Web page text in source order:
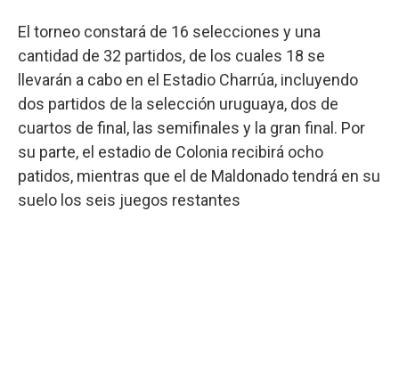
El torneo constará de 16 selecciones y una
cantidad de 32 partidos, de los cuales 18 se
llevarán a cabo en el Estadio Charrúa, incluyendo
dos partidos de la selección uruguaya, dos de
cuartos de final, las semifinales y la gran final. Por
su parte, el estadio de Colonia recibirá ocho
patidos, mientras que el de Maldonado tendrá en su
suelo los seis juegos restantes